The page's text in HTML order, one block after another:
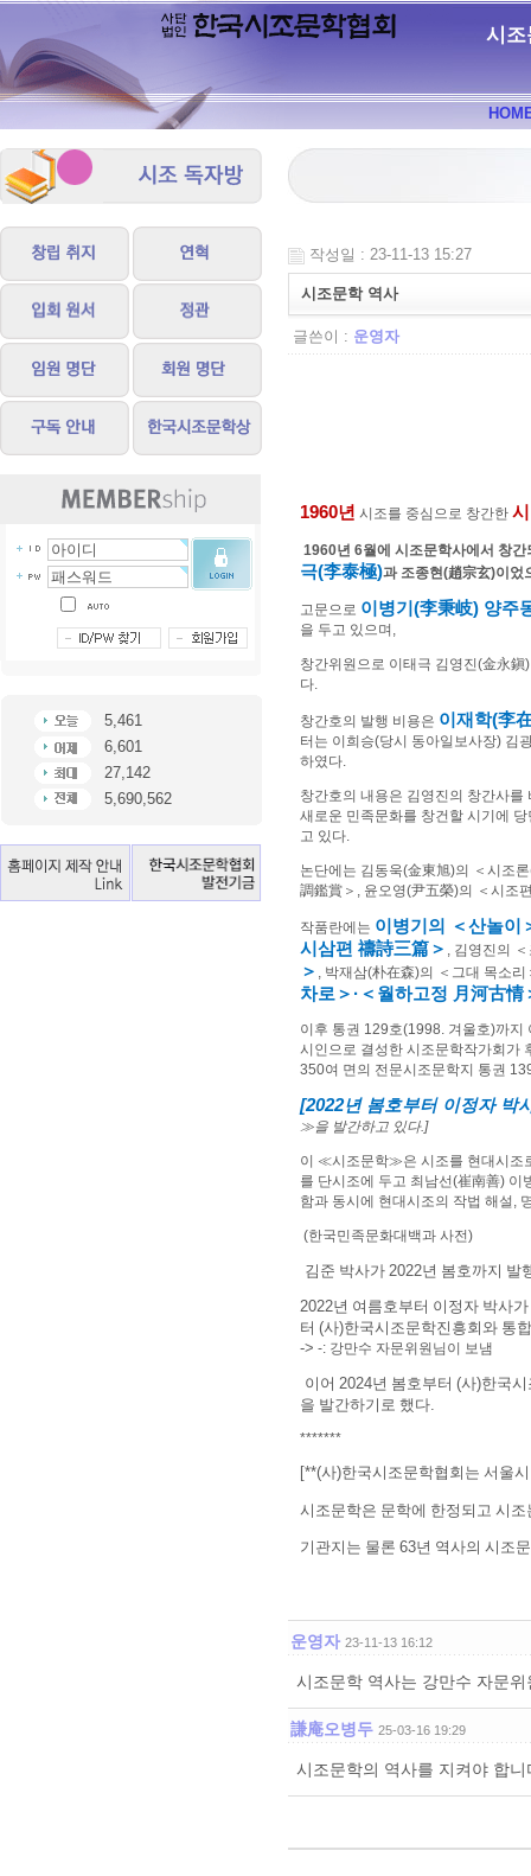
시조
5,461
6,601
27,142
5,690,562
작성일 : 23-11-13 15:27
시조문학 역사
글쓴이 : 운영자
1960년 시조를 중심으로 창간한
1960년 6월에 시조문학사에서 창간
극(李泰極)과 조종현(趙宗玄)이었
고문으로 이병기 (李秉岐) 양주
을 두고 있으며 ,
창간위원으로 이태극 김영진(金永鎭
다.
창간호의 발행 비용은 이재학(李
터는 이희승(당시 동아일보사장) 김
하였다.
창간호의 내용은 김영진의 창간사를
새로운 민족문화를 창건할 시기에
고 있다.
논단에는 김동욱(金東旭)의 ＜ 시조론
調鑑賞 ＞ , 윤오영(尹五榮)의 ＜ 시조
작품란에는 이병기의 ＜산놀이
시삼편 禱詩三篇＞ , 김영진의 ＜
＞ , 박재삼(朴在森)의 ＜ 그대 목소리
차로 ＞ · ＜ 월하고정 月河古情
이후 통권 129호(1998. 겨울호)까지
시인으로 결성한 시조문학작가회가
350여 면의 전문시조문학지 통권
[2022년 봄호부터 이정자 박
≫을 발간하고 있다.]
이 ≪시조문학≫은 시조를 현대시조
를 단시조에 두고 최남선(崔南善) 이
함과 동시에 현대시조의 작법 해설 ,
(한국민족문화대백과 사전)
김준 박사가 2022년 봄호까지 발
2022년 여름호부터 이정자 박사
터 (사)한국시조문학진흥회와 통
-> -: 강만수 자문위원님이 보냄
이어 2024년 봄호부터 (사)한국
을 발간하기로 했다
*******
[**(사)한국시조문학협회는 서울
시조문학은 문학에 한정되고 시
기관지는 물론 63년 역사의 시조
운영자 23-11-13 16:12
시조문학 역사는 강만수 자문
謙庵오병두 25-03-16 19:29
시조문학의 역사를 지켜야 합니